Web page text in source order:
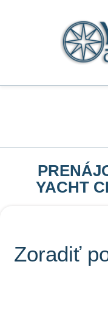
YACHT
Zoradiť